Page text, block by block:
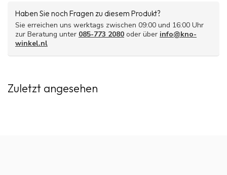
Haben Sie noch Fragen zu diesem Produkt?
Sie erreichen uns werktags zwischen 09:00 und 16:00 Uhr
zur Beratung unter 085-773 2080 oder über info@kno-
winkel.nl
Zuletzt angesehen